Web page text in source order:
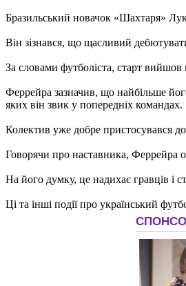
Бразильський новачок «Шахтаря»
Він зізнався, що щасливий
За словами футболіста, старт
Феррейра зазначив, що найбільше
яких він звик у попередніх командах.
Колектив уже добре пристосувався
Говорячи про наставника, Феррейра
На його думку, це надихає гравців і
Ці та інші події про український